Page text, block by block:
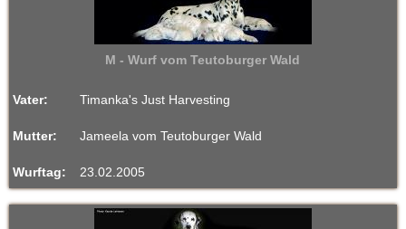
M - Wurf vom Teutoburger Wald
Vater: Timanka's Just Harvesting
Mutter: Jameela vom Teutoburger Wald
Wurftag: 23.02.2005